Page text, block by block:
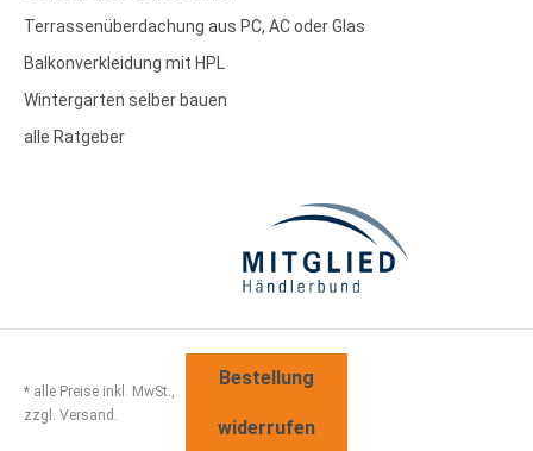
Terrassenüberdachung aus PC, AC oder Glas
Balkonverkleidung mit HPL
Wintergarten selber bauen
alle Ratgeber
* alle Preise inkl. MwSt.,
zzgl. Versand.
Bestellung
widerrufen